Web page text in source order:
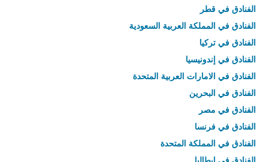
الفنادق في قطر
الفنادق في المملكة العربية السعودية
الفنادق في تركيا
الفنادق في إندونيسيا
الفنادق في الامارات العربية المتحدة
الفنادق في البحرين
الفنادق في مصر
الفنادق في فرنسا
الفنادق في المملكة المتحدة
الفنادق في إيطاليا